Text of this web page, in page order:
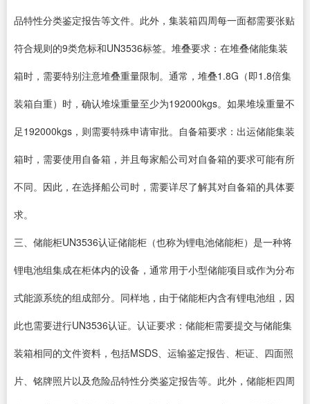
品特性分类鉴定报告等文件。此外，集装箱四周每一面都需要张贴
符合规则的9类危标和UN3536标签。堆叠要求：在堆叠储能集装
箱时，需要特别注意堆叠重量限制。通常，堆叠1.8G（即1.8倍集
装箱自重）时，确认堆垛重量至少为192000kgs。如果堆垛重量不
足192000kgs，则需要特殊申请审批。自备箱要求：出运储能集装
箱时，需要使用自备箱，并且每家船公司对自备箱的要求可能有所
不同。因此，在选择船公司时，需要详尽了解其对自备箱的具体要
求。
三、储能柜UN3536认证储能柜（也称为锂电池储能柜）是一种将
锂电池组集成在柜体内的设备，通常用于小型储能项目或作为分布
式能源系统的组成部分。同样地，由于储能柜内含有锂电池组，因
此也需要进行UN3536认证。认证要求：储能柜需要提交与储能集
装箱相同的文件资料，包括MSDS、运输鉴定报告、柜证、四面照
片、铭牌照片以及危险品特性分类鉴定报告等。此外，储能柜四周